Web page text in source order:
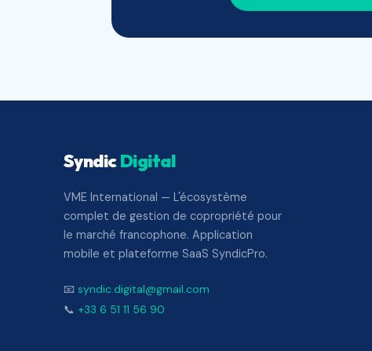
SyndicDigital
VME International — L'écosystème
complet de gestion de copropriété pour
le marché francophone. Application
mobile et plateforme SaaS SyndicPro.
📧 syndic.digital@gmail.com
📞 +33 6 51 11 56 90